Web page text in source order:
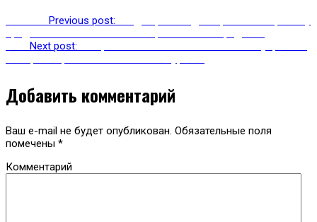
Previous post:
Next post:
Добавить комментарий
Ваш e-mail не будет опубликован. Обязательные поля
помечены *
Комментарий